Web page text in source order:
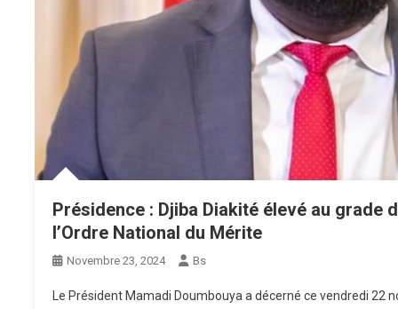
Présidence : Djiba Diakité élevé au grade
l’Ordre National du Mérite
Novembre 23, 2024 Bs
Le Président Mamadi Doumbouya a décerné ce vendredi 22